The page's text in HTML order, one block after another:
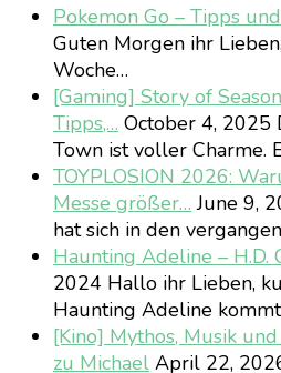
Pokemon Go – Tipps
Guten Morgen ihr
Woche…
[Gaming] Story of
Tipps,… October 4, 2025
Town ist voller Charme.
TOYPLOSION 2026:
Messe größer… June 9,
hat sich in den
Haunting Adeline – H.D.
2024 Hallo ihr Lieben,
Haunting Adeline
[Kino] Mythos, Musik
zu Michael April 22,